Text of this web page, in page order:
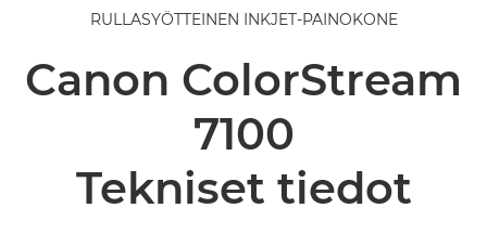
Ratkaisut ja palvelut
Yritysratkaisut
RULLASYÖTTEINEN INKJET-PAINOKONE
Canon ColorStream
7100
Tekniset tiedot